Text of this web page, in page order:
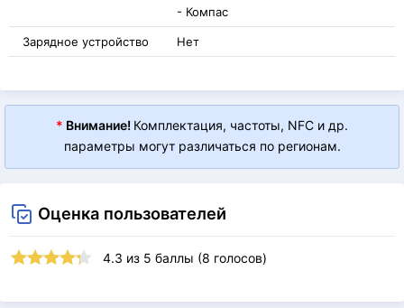
- Компас
Зарядное устройство Нет
* Внимание! Комплектация, частоты, NFC и др.
параметры могут различаться по регионам.
Оценка пользователей
4.3 из 5 баллы (8 голосов)